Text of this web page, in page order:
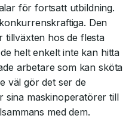
för fortsatt utbildning.
Den
tillväxten hos de flesta
helt enkelt inte kan hitta
arbetare som kan sköta
väl gör det ser de
sina maskinoperatörer till
med dem.